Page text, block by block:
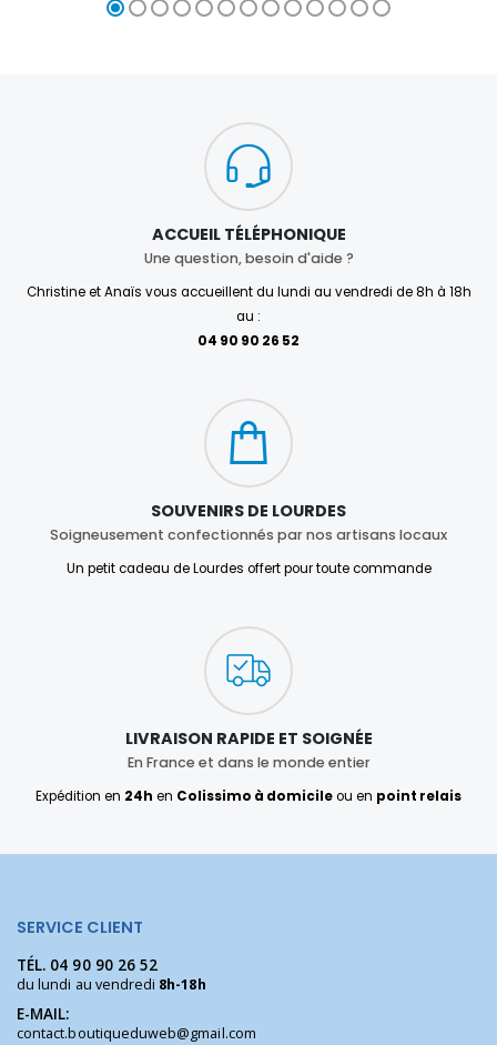
ACCUEIL TÉLÉPHONIQUE
Une question, besoin d'aide ?
Christine et Anaïs vous accueillent du lundi au vendredi de 8h à 18h
au :
04 90 90 26 52
SOUVENIRS DE LOURDES
Soigneusement confectionnés par nos artisans locaux
Un petit cadeau de Lourdes offert pour toute commande
LIVRAISON RAPIDE ET SOIGNÉE
En France et dans le monde entier
Expédition en 24h en Colissimo à domicileou en point relais
SERVICE CLIENT
TÉL. 04 90 90 26 52
du lundi au vendredi 8h-18h
E-MAIL:
contact.boutiqueduweb@gmail.com